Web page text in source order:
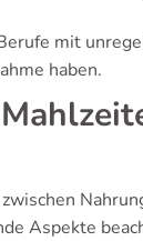
mit
haben.
Aspekte